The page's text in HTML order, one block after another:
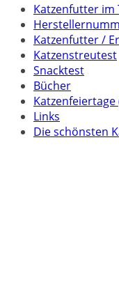
Katzenfutter im
Katzenfutter /
Katzenstreutest
Snacktest
Bücher
Links
Die schönsten